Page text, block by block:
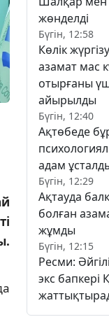
жөнделді
Бүгін, 12:58
Көлік
азамат мас
отырғаны
айырылды
Бүгін, 12:40
Ақтөбеде
адам
Бүгін, 12:29
Ақтауда
болған
жұмды
Бүгін, 12:15
Ресми:
экс бапкері